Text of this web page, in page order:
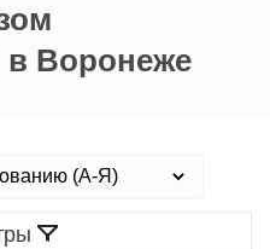
Воронеже